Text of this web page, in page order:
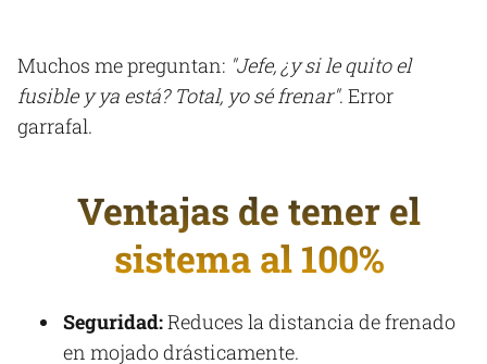
Muchos me preguntan: "Jefe, ¿y si le quito el
fusible y ya está? Total, yo sé frenar". Error
garrafal.
Ventajas de tener el
sistema al 100%
Seguridad:Reduces la distancia de frenado
en mojado drásticamente.